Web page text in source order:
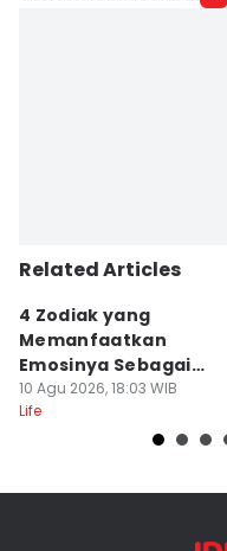
Related Articles
4 Zodiak yang
Memanfaatkan
Emosinya Sebagai
Senjata, Manipulatif?
10 Agu 2026, 18:03 WIB
Life